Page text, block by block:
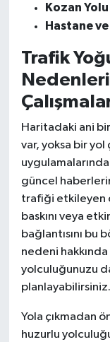
Kozan
Hastane
Trafik
Haritadaki ani
var, yoksa bir yol
güncel
trafiği etkileyen
baskını veya
bağlantısını bu
nedeni
yolculuğunuzu
planlayabilirsiniz.
Yola çıkmadan
huzurlu